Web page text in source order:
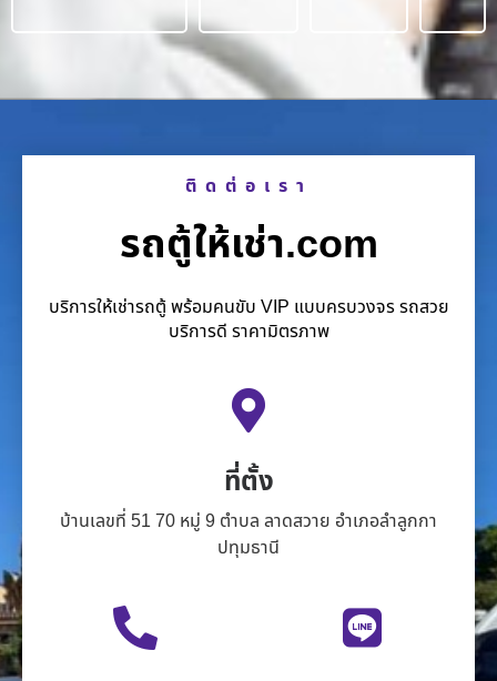
ติดต่อเรา
รถตู้ให้เช่า.com
บริการให้เช่ารถตู้ พร้อมคนขับ VIP แบบครบวงจร รถสวย
บริการดี ราคามิตรภาพ
ที่ตั้ง
บ้านเลขที่ 51 70 หมู่ 9 ตำบล ลาดสวาย อำเภอลำลูกกา
ปทุมธานี